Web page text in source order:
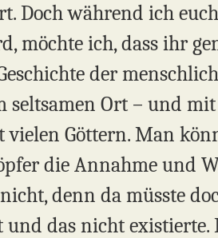
Doch während ich
möchte ich, dass ihr
der
seltsamen Ort – und
Göttern. Man
die Annahme und
denn da müsste
das nicht